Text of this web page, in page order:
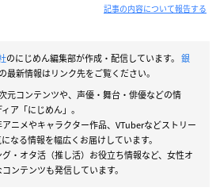
記事の内容について報告する
のにじめん編集部が作成・配信しています。 銀
の最新情報はリンク先をご覧ください。
元コンテンツや、声優・舞台・俳優などの情
ア「にじめん」。
ニメやキャラクター作品、VTuberなどストリー
なる情報を幅広くお届けしています。
・オタ活（推し活）お役立ち情報など、女性オ
ンテンツも発信しています。